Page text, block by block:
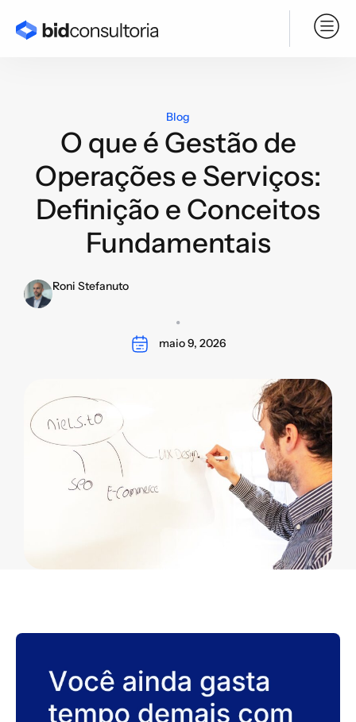
Blog
O que é Gestão de
Operações e Serviços:
Definição e Conceitos
Fundamentais
Roni Stefanuto
maio 9, 2026